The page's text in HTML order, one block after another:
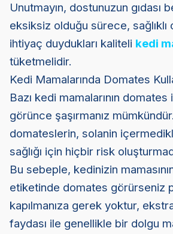
Unutmayın, dostunuzun gıdası
eksiksiz olduğu sürece, sağlıklı
ihtiyaç duydukları kaliteli kedi
tüketmelidir.
Kedi Mamalarında Domates
Bazı kedi mamalarının
görünce şaşırmanız
domateslerin, solanin
sağlığı için hiçbir risk
Bu sebeple, kedinizin
etiketinde domates görürseniz
kapılmanıza gerek yoktur,
faydası ile genellikle bir dolgu